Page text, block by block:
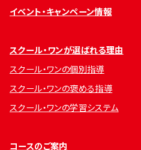
イベント・キャンペーン情報
スクール・ワンが選ばれる理由
スクール・ワンの個別指導
スクール・ワンの褒める指導
スクール・ワンの学習システム
コースのご案内